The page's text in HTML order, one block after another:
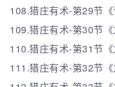
108.猎庄有术-第29节
109.猎庄有术-第30节
110.猎庄有术-第31节
111.猎庄有术-第32节